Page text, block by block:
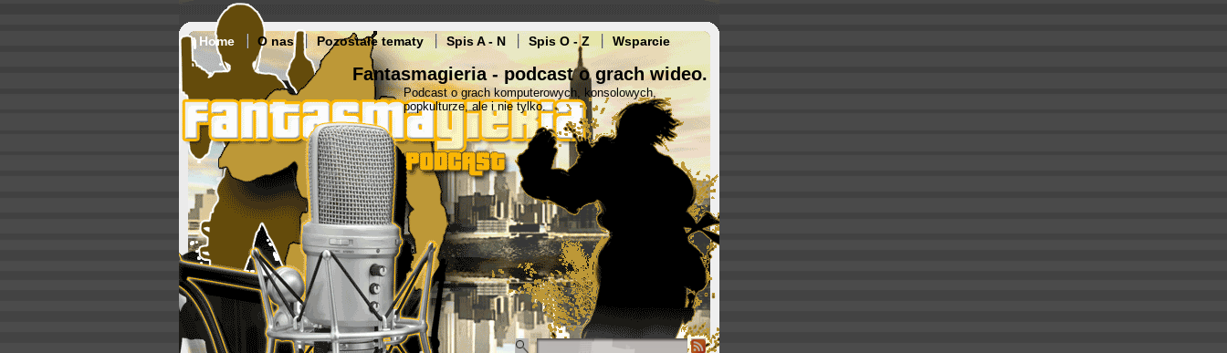
Home O nas Pozostałe tematy Spis A - N Spis O - Z Wsparcie
Fantasmagieria - podcast o grach wideo.
Podcast o grach komputerowych, konsolowych,
popkulturze, ale i nie tylko.